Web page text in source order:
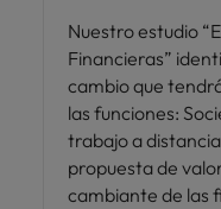
Nuestro estudio
Financieras”
cambio que
las funciones:
trabajo a
propuesta de
cambiante de las